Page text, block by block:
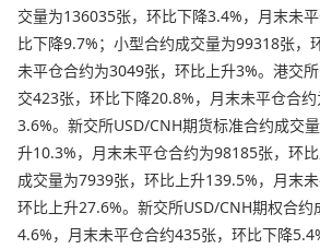
交量为136035张，环比下降3.4%，月末未
比下降9.7%；小型合约成交量为99318张，
未平仓合约为3049张，环比上升3%。港交
交423张，环比下降20.8%，月末未平仓合
3.6%。新交所USD/CNH期货标准合约成交
升10.3%，月末未平仓合约为98185张，环
成交量为7939张，环比上升139.5%，月末未
环比上升27.6%。新交所USD/CNH期权合
4.6%，月末未平仓合约435张，环比下降